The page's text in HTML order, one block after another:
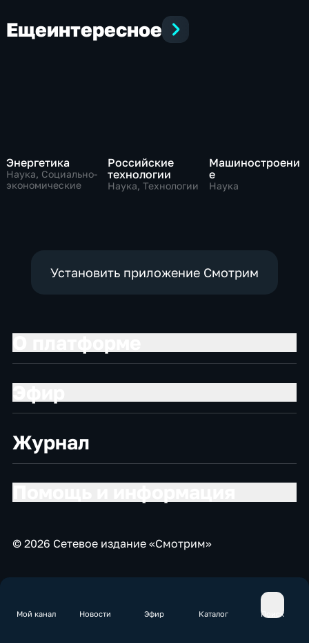
Мой канал Новости Эфир Каталог Поиск
Ещеинтересное
Энергетика
Наука, Социально-
экономические
Российские
технологии
Наука, Технологии
Машиностроени
е
Наука
Установить приложение Смотрим
Журнал
© 2026 Сетевое издание «Смотрим»